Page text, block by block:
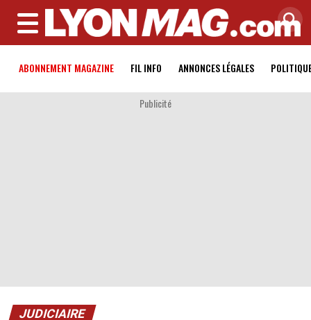
MENU
ABONNEMENT MAGAZINE FIL INFO ANNONCES LÉGALES
Publicité
JUDICIAIRE